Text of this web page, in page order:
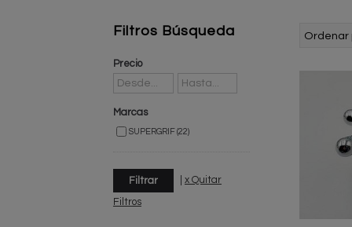
Filtros Búsqueda
Precio
Marcas
SUPERGRIF (22)
x Quitar
Filtros
Ordenar